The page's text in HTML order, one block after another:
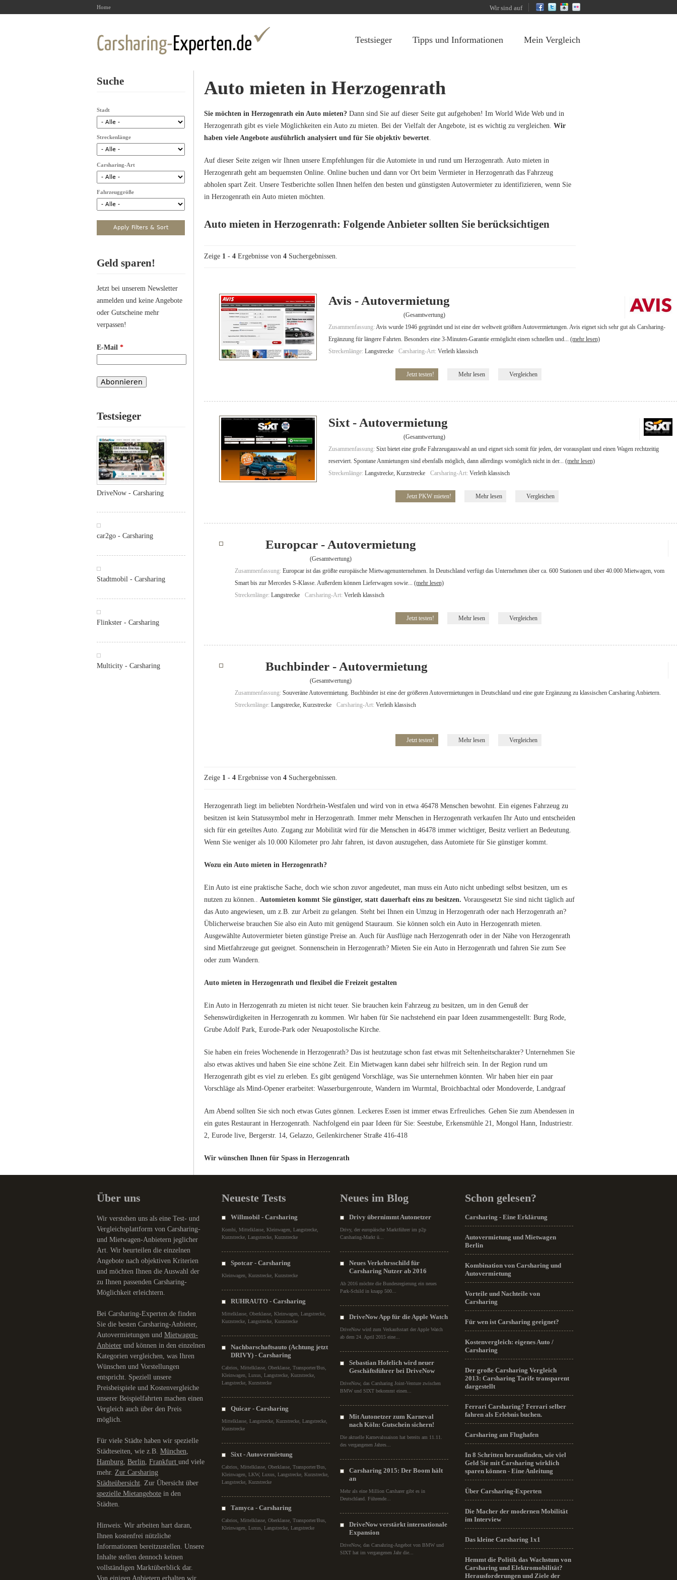
Home Wir sind auf
Testsieger Tipps und Informationen Mein Vergleich
Auto mieten in Herzogenrath
Sie möchten in Herzogenrath ein Auto mieten? Dann sind Sie auf dieser Seite gut aufgehoben! Im World Wide Web und in
Herzogenrath gibt es viele Möglichkeiten ein Auto zu mieten. Bei der Vielfalt der Angebote, ist es wichtig zu vergleichen. Wir
haben viele Angebote ausführlich analysiert und für Sie objektiv bewertet.
Auf dieser Seite zeigen wir Ihnen unsere Empfehlungen für die Automiete in und rund um Herzogenrath. Auto mieten in
Herzogenrath geht am bequemsten Online. Online buchen und dann vor Ort beim Vermieter in Herzogenrath das Fahrzeug
abholen spart Zeit. Unsere Testberichte sollen Ihnen helfen den besten und günstigsten Autovermieter zu identifizieren, wenn Sie
in Herzogenrath ein Auto mieten möchten.
Auto mieten in Herzogenrath: Folgende Anbieter sollten Sie berücksichtigen
Zeige 1 - 4 Ergebnisse von 4 Suchergebnissen.
Avis - Autovermietung
(Gesamtwertung)
Zusammenfassung: Avis wurde 1946 gegründet und ist eine der weltweit größten Autovermietungen. Avis eignet sich sehr gut als Carsharing-
Ergänzung für längere Fahrten. Besonders eine 3-Minuten-Garantie ermöglicht einen schnellen und... (mehr lesen)
Streckenlänge: Langstrecke Carsharing-Art: Verleih klassisch
Jetzt testen! Mehr lesen Vergleichen
Sixt - Autovermietung
(Gesamtwertung)
Zusammenfassung: Sixt bietet eine große Fahrzeugauswahl an und eignet sich somit für jeden, der vorausplant und einen Wagen rechtzeitig
reserviert. Spontane Anmietungen sind ebenfalls möglich, dann allerdings womöglich nicht in der... (mehr lesen)
Streckenlänge: Langstrecke, Kurzstrecke Carsharing-Art: Verleih klassisch
Jetzt PKW mieten! Mehr lesen Vergleichen
Europcar - Autovermietung
(Gesamtwertung)
Zusammenfassung: Europcar ist das größte europäische Mietwagenunternehmen. In Deutschland verfügt das Unternehmen über ca. 600 Stationen und über 40.000 Mietwagen, vom
Smart bis zur Mercedes S-Klasse. Außerdem können Lieferwagen sowie... (mehr lesen)
Streckenlänge: Langstrecke Carsharing-Art: Verleih klassisch
Jetzt testen! Mehr lesen Vergleichen
Buchbinder - Autovermietung
(Gesamtwertung)
Zusammenfassung: Souveräne Autovermietung. Buchbinder ist eine der größeren Autovermietungen in Deutschland und eine gute Ergänzung zu klassischen Carsharing Anbietern.
Streckenlänge: Langstrecke, Kurzstrecke Carsharing-Art: Verleih klassisch
Jetzt testen! Mehr lesen Vergleichen
Zeige 1 - 4 Ergebnisse von 4 Suchergebnissen.
Herzogenrath liegt im beliebten Nordrhein-Westfalen und wird von in etwa 46478 Menschen bewohnt. Ein eigenes Fahrzeug zu
besitzen ist kein Statussymbol mehr in Herzogenrath. Immer mehr Menschen in Herzogenrath verkaufen Ihr Auto und entscheiden
sich für ein geteiltes Auto. Zugang zur Mobilität wird für die Menschen in 46478 immer wichtiger, Besitz verliert an Bedeutung.
Wenn Sie weniger als 10.000 Kilometer pro Jahr fahren, ist davon auszugehen, dass Automiete für Sie günstiger kommt.
Wozu ein Auto mieten in Herzogenrath?
Ein Auto ist eine praktische Sache, doch wie schon zuvor angedeutet, man muss ein Auto nicht unbedingt selbst besitzen, um es
nutzen zu können.. Automieten kommt Sie günstiger, statt dauerhaft eins zu besitzen. Vorausgesetzt Sie sind nicht täglich auf
das Auto angewiesen, um z.B. zur Arbeit zu gelangen. Steht bei Ihnen ein Umzug in Herzogenrath oder nach Herzogenrath an?
Üblicherweise brauchen Sie also ein Auto mit genügend Stauraum. Sie können solch ein Auto in Herzogenrath mieten.
Ausgewählte Autovermieter bieten günstige Preise an. Auch für Ausflüge nach Herzogenrath oder in der Nähe von Herzogenrath
sind Mietfahrzeuge gut geeignet. Sonnenschein in Herzogenrath? Mieten Sie ein Auto in Herzogenrath und fahren Sie zum See
oder zum Wandern.
Auto mieten in Herzogenrath und flexibel die Freizeit gestalten
Ein Auto in Herzogenrath zu mieten ist nicht teuer. Sie brauchen kein Fahrzeug zu besitzen, um in den Genuß der
Sehenswürdigkeiten in Herzogenrath zu kommen. Wir haben für Sie nachstehend ein paar Ideen zusammengestellt: Burg Rode,
Grube Adolf Park, Eurode-Park oder Neuapostolische Kirche.
Sie haben ein freies Wochenende in Herzogenrath? Das ist heutzutage schon fast etwas mit Seltenheitscharakter? Unternehmen Sie
also etwas aktives und haben Sie eine schöne Zeit. Ein Mietwagen kann dabei sehr hilfreich sein. In der Region rund um
Herzogenrath gibt es viel zu erleben. Es gibt genügend Vorschläge, was Sie unternehmen könnten. Wir haben hier ein paar
Vorschläge als Mind-Opener erarbeitet: Wasserburgenroute, Wandern im Wurmtal, Broichbachtal oder Mondoverde, Landgraaf
Am Abend sollten Sie sich noch etwas Gutes gönnen. Leckeres Essen ist immer etwas Erfreuliches. Gehen Sie zum Abendessen in
ein gutes Restaurant in Herzogenrath. Nachfolgend ein paar Ideen für Sie: Seestube, Erkensmühle 21, Mongol Hann, Industriestr.
2, Eurode live, Bergerstr. 14, Gelazzo, Geilenkirchener Straße 416-418
Wir wünschen Ihnen für Spass in Herzogenrath
Suche
Stadt
Streckenlänge
Carsharing-Art
Fahrzeuggröße
Geld sparen!
Jetzt bei unserem Newsletter
anmelden und keine Angebote
oder Gutscheine mehr
verpassen!
E-Mail *
Testsieger
DriveNow - Carsharing
car2go - Carsharing
Stadtmobil - Carsharing
Flinkster - Carsharing
Multicity - Carsharing
Über uns
Wir verstehen uns als eine Test- und
Vergleichsplattform von Carsharing-
und Mietwagen-Anbietern jeglicher
Art. Wir beurteilen die einzelnen
Angebote nach objektiven Kriterien
und möchten Ihnen die Auswahl der
zu Ihnen passenden Carsharing-
Möglichkeit erleichtern.
Bei Carsharing-Experten.de finden
Sie die besten Carsharing-Anbieter,
Autovermietungen und Mietwagen-
Anbieter und können in den einzelnen
Kategorien vergleichen, was Ihren
Wünschen und Vorstellungen
entspricht. Speziell unsere
Preisbeispiele und Kostenvergleiche
unserer Beispielfahrten machen einen
Vergleich auch über den Preis
möglich.
Für viele Städte haben wir spezielle
Städteseiten, wie z.B. München,
Hamburg, Berlin, Frankfurt und viele
mehr. Zur Carsharing
Städteübersicht. Zur Übersicht über
spezielle Mietangebote in den
Städten.
Hinweis: Wir arbeiten hart daran,
Ihnen kostenfrei nützliche
Informationen bereitzustellen. Unsere
Inhalte stellen dennoch keinen
vollständigen Marktüberblick dar.
Von einigen Anbietern erhalten wir
Neueste Tests
Willmobil - Carsharing
Kombi, Mittelklasse, Kleinwagen, Langstrecke,
Kurzstrecke, Langstrecke, Kurzstrecke
Spotcar - Carsharing
Kleinwagen, Kurzstrecke, Kurzstrecke
RUHRAUTO - Carsharing
Mittelklasse, Oberklasse, Kleinwagen, Langstrecke,
Kurzstrecke, Langstrecke, Kurzstrecke
Nachbarschaftsauto (Achtung jetzt
DRIVY) - Carsharing
Cabrios, Mittelklasse, Oberklasse, Transporter/Bus,
Kleinwagen, Luxus, Langstrecke, Kurzstrecke,
Langstrecke, Kurzstrecke
Quicar - Carsharing
Mittelklasse, Langstrecke, Kurzstrecke, Langstrecke,
Kurzstrecke
Sixt - Autovermietung
Cabrios, Mittelklasse, Oberklasse, Transporter/Bus,
Kleinwagen, LKW, Luxus, Langstrecke, Kurzstrecke,
Langstrecke, Kurzstrecke
Tamyca - Carsharing
Cabrios, Mittelklasse, Oberklasse, Transporter/Bus,
Kleinwagen, Luxus, Langstrecke, Langstrecke
Neues im Blog
Drivy übernimmt Autonetzer
Drivy, der europäische Marktführer im p2p
Carsharing-Markt ü...
Neues Verkehrsschild für
Carsharing Nutzer ab 2016
Ab 2016 möchte die Bundesregierung ein neues
Park-Schild in knapp 500...
DriveNow App für die Apple Watch
DriveNow wird zum Verkaufsstart der Apple Watch
ab dem 24. April 2015 eine...
Sebastian Hofelich wird neuer
Geschäftsführer bei DriveNow
DriveNow, das Carsharing Joint-Venture zwischen
BMW und SIXT bekommt einen...
Mit Autonetzer zum Karneval
nach Köln: Gutschein sichern!
Die aktuelle Karnevalssaison hat bereits am 11.11.
des vergangenen Jahres...
Carsharing 2015: Der Boom hält
an
Mehr als eine Million Carsharer gibt es in
Deutschland. Führende...
DriveNow verstärkt internationale
Expansion
DriveNow, das Carsahring-Angebot von BMW und
SIXT hat im vergangenen Jahr die...
Schon gelesen?
Carsharing - Eine Erklärung
Autovermietung und Mietwagen
Berlin
Kombination von Carsharing und
Autovermietung
Vorteile und Nachteile von
Carsharing
Für wen ist Carsharing geeignet?
Kostenvergleich: eigenes Auto /
Carsharing
Der große Carsharing Vergleich
2013: Carsharing Tarife transparent
dargestellt
Ferrari Carsharing? Ferrari selber
fahren als Erlebnis buchen.
Carsharing am Flughafen
In 8 Schritten herausfinden, wie viel
Geld Sie mit Carsharing wirklich
sparen können - Eine Anleitung
Über Carsharing-Experten
Die Macher der modernen Mobilität
im Interview
Das kleine Carsharing 1x1
Hemmt die Politik das Wachstum von
Carsharing und Elektromobilität?
Herausforderungen und Ziele der